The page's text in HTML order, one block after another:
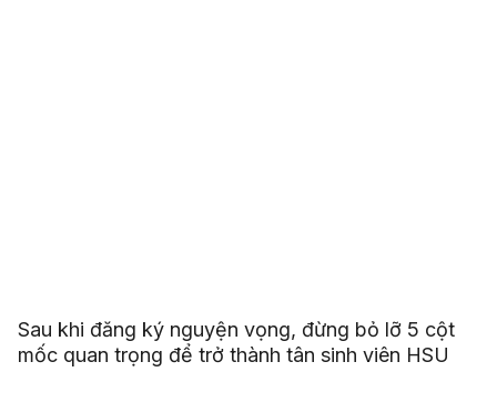
Sau khi đăng ký nguyện vọng, đừng bỏ lỡ 5 cột
mốc quan trọng để trở thành tân sinh viên HSU